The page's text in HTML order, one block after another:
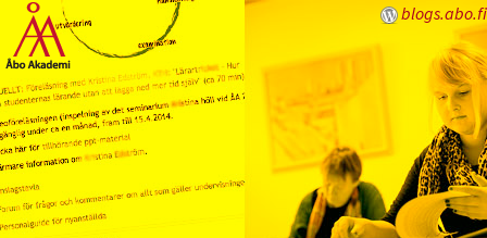
blogs.abo.fi
Lärarbloggen